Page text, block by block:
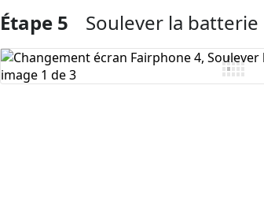
Étape 5 Soulever la